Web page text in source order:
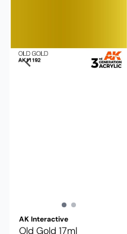
AK Interactive
Old Gold 17ml